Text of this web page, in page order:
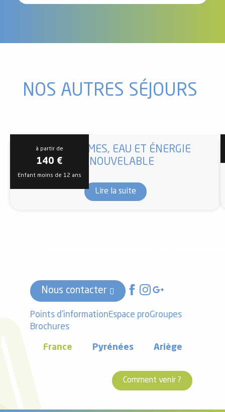
NOS AUTRES SÉJOURS
à partir de
140 €
Enfant moins de 12 ans
ECOSYSTÈMES, EAU ET ÉNERGIE
RENOUVELABLE
Lire la suite
Nous contacter
Points d'informationEspace proGroupes
Brochures
France Pyrénées Ariège
Comment venir ?